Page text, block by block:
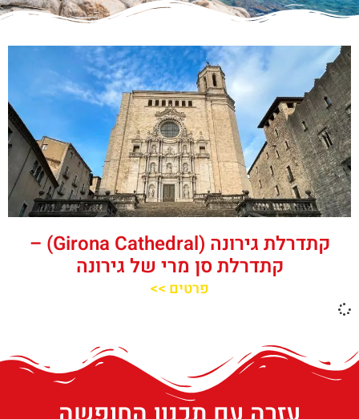
קתדרלת גירונה (Girona Cathedral) –
קתדרלת סן מרי של גירונה
פרטים >>